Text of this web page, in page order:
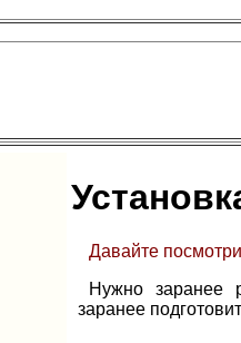
Давайте
Нужно заранее
заранее